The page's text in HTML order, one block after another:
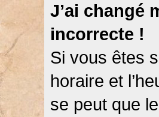
J’ai changé
incorrecte !
Si vous êtes
horaire et
se peut que